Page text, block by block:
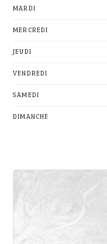
MARDI
MERCREDI
JEUDI
VENDREDI
SAMEDI
DIMANCHE